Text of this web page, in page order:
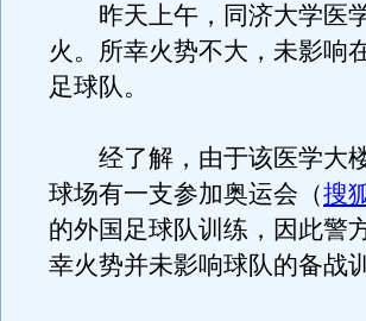
昨天上午，同济大学医
火。所幸火势不大，未影响
足球队。
经了解，由于该医学大
球场有一支参加奥运会（搜
的外国足球队训练，因此警
幸火势并未影响球队的备战